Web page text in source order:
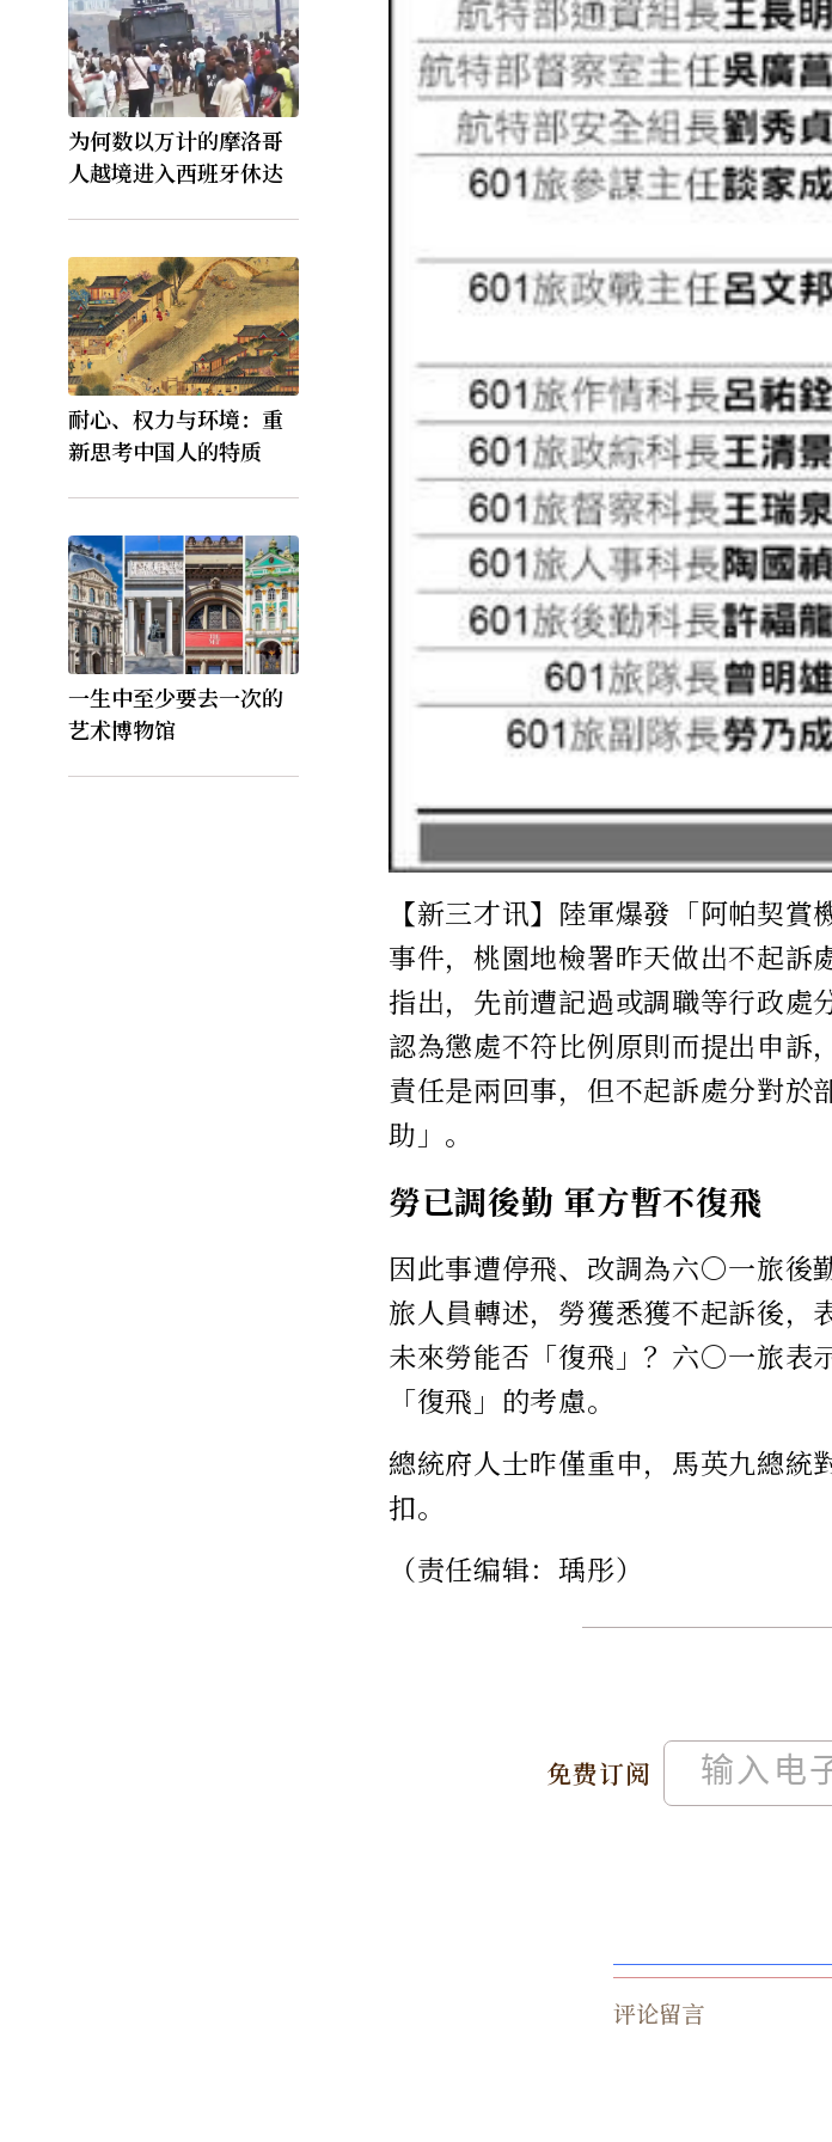
为何数以万计的摩洛哥
人越境进入西班牙休达
耐心、权力与环境：重
新思考中国人的特质
一生中至少要去一次的
艺术博物馆
【新三才讯】陸軍爆發「阿帕契
事件，桃園地檢署昨天做出不起訴
指出，先前遭記過或調職等行政處
認為懲處不符比例原則而提出申訴
責任是兩回事，但不起訴處分對於
助」。
勞已調後勤 軍方暫不復飛
因此事遭停飛、改調為六○一旅後
旅人員轉述，勞獲悉獲不起訴後，
未來勞能否「復飛」？六○一旅表
「復飛」的考慮。
總統府人士昨僅重申，馬英九總統
扣。
（责任编辑：瑀彤）
免费订阅
评论留言